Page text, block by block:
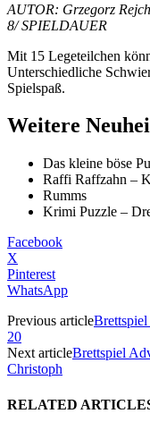
AUTOR: Grzegorz
8/ SPIELDAUER
Mit 15 Legeteilchen
Unterschiedliche
Spielspaß.
Weitere
Das kleine böse
Raffi Raffzahn –
Rumms
Krimi Puzzle –
Facebook
X
Pinterest
WhatsApp
Previous article
20
Next articleBrettspiel
Christoph
RELATED